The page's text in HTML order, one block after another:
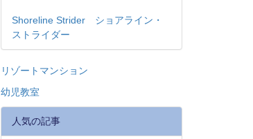
Shoreline Strider ショアライン・
ストライダー
リゾートマンション
幼児教室
人気の記事